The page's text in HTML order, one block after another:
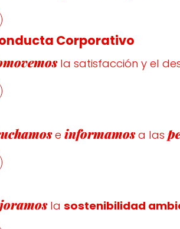
la satisfacción y el
einformamosa las
lasostenibilidad
Corporativo
su responsabilidad, posición en